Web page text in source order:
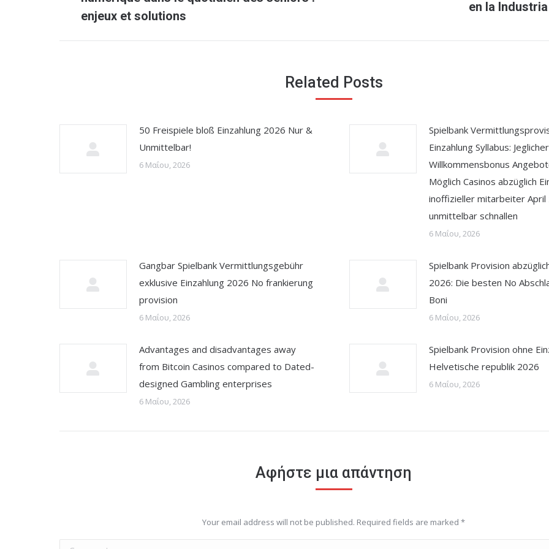
post:
enjeux et solutions
en la
Related Posts
50 Freispiele bloß Einzahlung 2026 Nur &
Unmittelbar!
6 Μαΐου, 2026
Spielbank
Einzahlung Syllabus: Jeglicher
Willkommensbonus
Möglich Casinos abzüglich
inoffizieller mitarbeiter April
unmittelbar schnallen
6 Μαΐου, 2026
Gangbar Spielbank Vermittlungsgebühr
exklusive Einzahlung 2026 No frankierung
provision
6 Μαΐου, 2026
Spielbank Provision
2026: Die besten No
Boni
6 Μαΐου, 2026
Advantages and disadvantages away
from Bitcoin Casinos compared to Dated-
designed Gambling enterprises
6 Μαΐου, 2026
Spielbank Provision ohne
Helvetische republik 2026
6 Μαΐου, 2026
Αφήστε μια απάντηση
Your email address will not be published. Required fields are marked *